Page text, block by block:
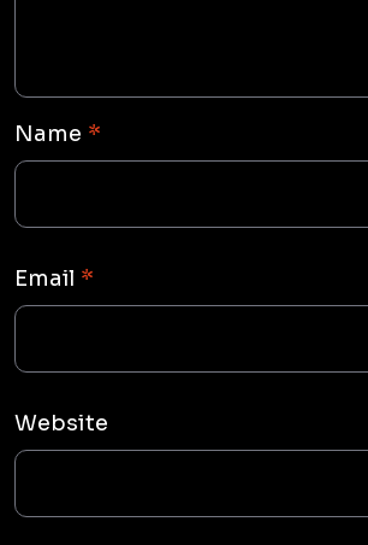
Name *
Email *
Website